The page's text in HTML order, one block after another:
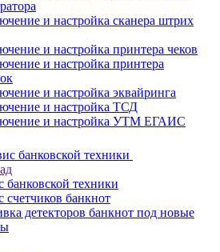
и настройка сканера штрих
и настройка принтера чеков
и настройка принтера
и настройка эквайринга
и настройка ТСД
и настройка УТМ ЕГАИС
банковской техники
банковской техники
счетчиков банкнот
детекторов банкнот под новые